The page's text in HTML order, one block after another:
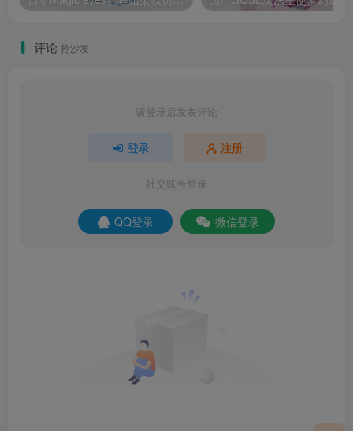
评论 抢沙发
请登录后发表评论
登录 注册
社交账号登录
QQ登录 微信登录